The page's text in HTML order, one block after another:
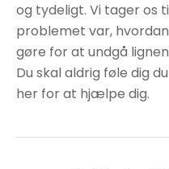
og tydeligt. Vi tager os
problemet var,
gøre for at undgå
Du skal aldrig føle dig
her for at hjælpe dig.